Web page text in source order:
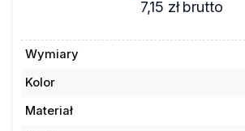
7,15 zł brutto
Wymiary
Kolor
Materiał